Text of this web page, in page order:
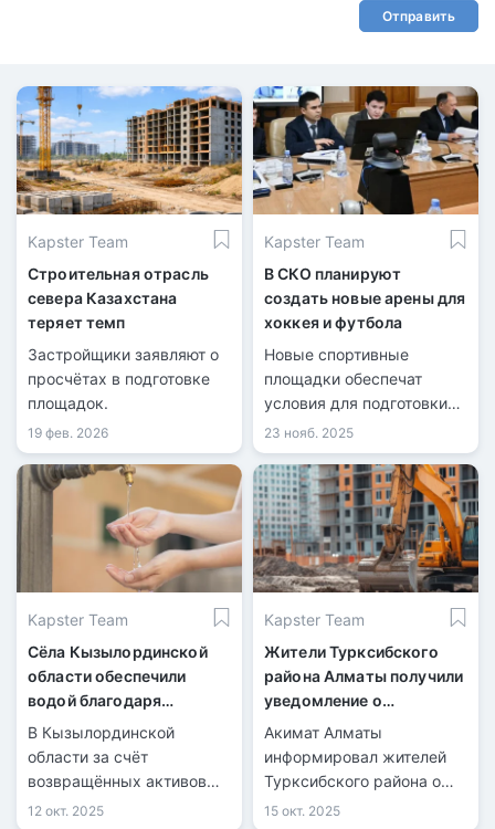
Отправить
Kapster Team
Строительная отрасль
севера Казахстана
теряет темп
Застройщики заявляют о
просчётах в подготовке
площадок.
19 фев. 2026
Kapster Team
В СКО планируют
создать новые арены для
хоккея и футбола
Новые спортивные
площадки обеспечат
условия для подготовки
атлетов высокого уровня.
23 нояб. 2025
Kapster Team
Сёла Кызылординской
области обеспечили
водой благодаря
возвращённым активам
В Кызылординской
области за счёт
возвращённых активов
реализуют 14 проектов.
12 окт. 2025
Kapster Team
Жители Турксибского
района Алматы получили
уведомление о
предстоящем сносе
домов
Акимат Алматы
информировал жителей
Турксибского района о
планируемом обновлении
15 окт. 2025